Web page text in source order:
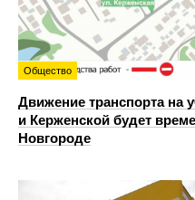
Общество
Движение транспорта на
и Керженской будет
Новгороде